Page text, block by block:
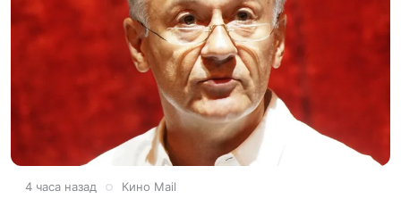
4 часа назад Кино Mail